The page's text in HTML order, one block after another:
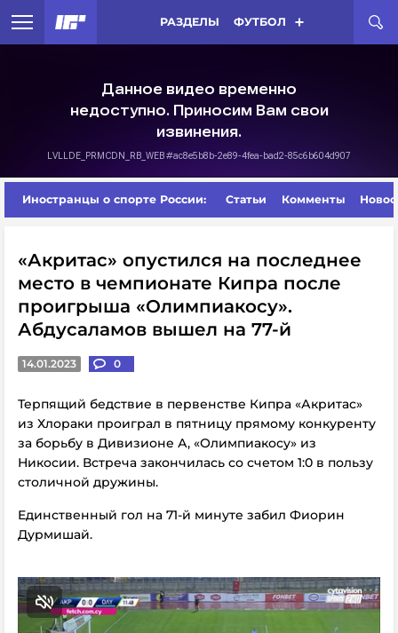
РАЗДЕЛЫ ФУТБОЛ
Иностранцы о спорте России: Статьи Комменты
«Акритас» опустился на последнее
место в чемпионате Кипра после
проигрыша «Олимпиакосу».
Абдусаламов вышел на 77-й
14.01.2023 0
Терпящий бедствие в первенстве Кипра «Акритас»
из Хлораки проиграл в пятницу прямому конкуренту
за борьбу в Дивизионе А, «Олимпиакосу» из
Никосии. Встреча закончилась со счетом 1:0 в пользу
столичной дружины.
Единственный гол на 71-й минуте забил Фиорин
Дурмишай.